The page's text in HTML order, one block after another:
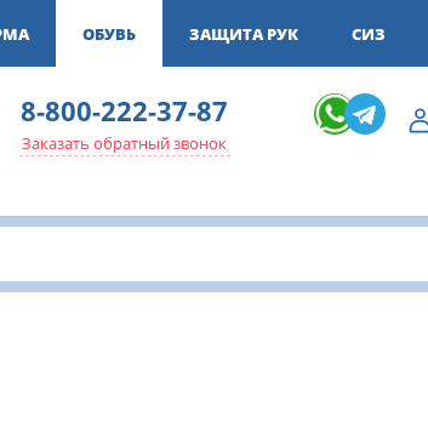
ОБУВЬ ЗАЩИТА РУК СИЗ
8-800-222-37-87
Заказать обратный звонок